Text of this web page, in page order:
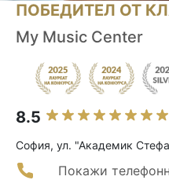
ПОБЕДИТЕЛ ОТ
My Music Center
8.5
София, ул. "Академик
Покажи